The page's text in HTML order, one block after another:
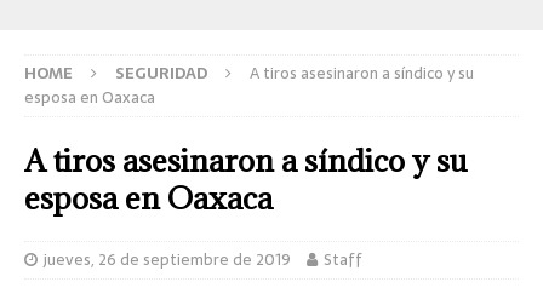
HOME SEGURIDAD
A tiros asesinaron a síndico y su
esposa en Oaxaca
A tiros asesinaron a síndico y su
esposa en Oaxaca
jueves, 26 de septiembre de 2019 Staff